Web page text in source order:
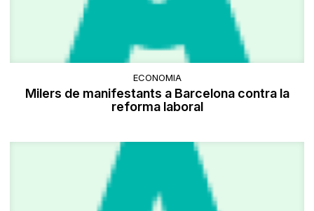
ECONOMIA
Milers de manifestants a Barcelona contra la
reforma laboral